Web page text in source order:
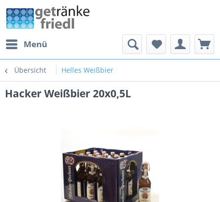
Menü
Übersicht Helles Weißbier
Hacker Weißbier 20x0,5L